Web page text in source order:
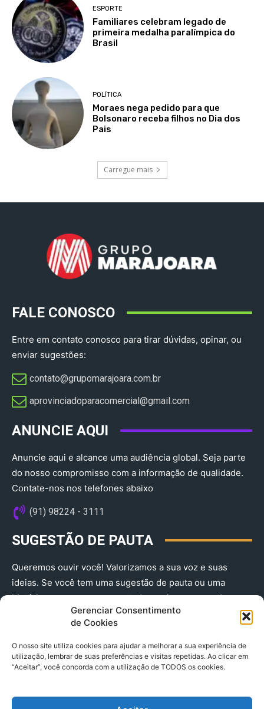
Gerenciar Consentimento
de Cookies
O nosso site utiliza cookies para ajudar a melhorar a sua experiência de
utilização, lembrar de suas preferências e visitas repetidas. Ao clicar em
“Aceitar”, você concorda com a utilização de TODOS os cookies.
ESPORTE
Familiares celebram legado de
primeira medalha paralímpica do
Brasil
POLÍTICA
Moraes nega pedido para que
Bolsonaro receba filhos no Dia dos
Pais
Carregue mais
FALE CONOSCO
Entre em contato conosco para tirar dúvidas, opinar, ou
enviar sugestões:
contato@grupomarajoara.com.br
aprovinciadoparacomercial@gmail.com​
ANUNCIE AQUI
Anuncie aqui e alcance uma audiência global. Seja parte
do nosso compromisso com a informação de qualidade.
Contate-nos nos telefones abaixo
(91) 98224 - 3111
SUGESTÃO DE PAUTA
Queremos ouvir você! Valorizamos a sua voz e suas
ideias. Se você tem uma sugestão de pauta ou uma
história que merece ser contada, envie-nos agora!
(91) 98224 - 3111